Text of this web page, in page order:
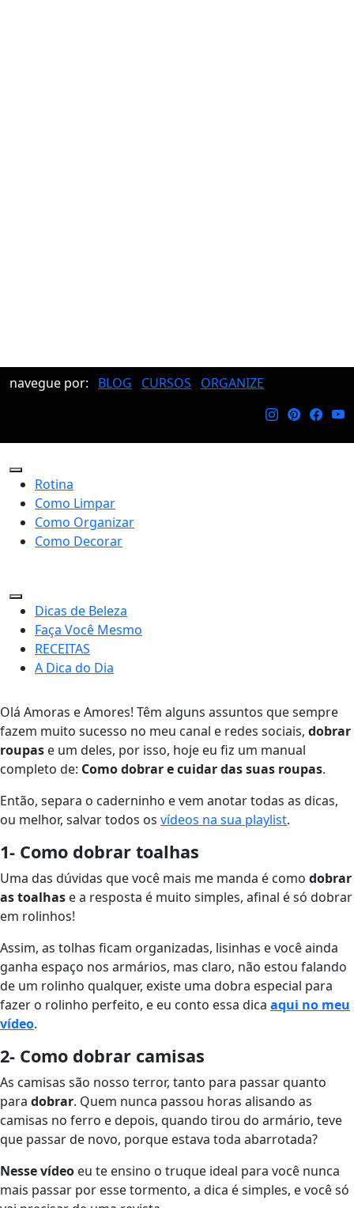
navegue por: BLOG CURSOS ORGANIZE
Rotina
Como Limpar
Como Organizar
Como Decorar
Dicas de Beleza
Faça Você Mesmo
RECEITAS
A Dica do Dia
Olá Amoras e Amores! Têm alguns assuntos que sempre
fazem muito sucesso no meu canal e redes sociais, dobrar
roupas e um deles, por isso, hoje eu fiz um manual
completo de: Como dobrar e cuidar das suas roupas.
Então, separa o caderninho e vem anotar todas as dicas,
ou melhor, salvar todos os vídeos na sua playlist.
1- Como dobrar toalhas
Uma das dúvidas que você mais me manda é como dobrar
as toalhas e a resposta é muito simples, afinal é só dobrar
em rolinhos!
Assim, as tolhas ficam organizadas, lisinhas e você ainda
ganha espaço nos armários, mas claro, não estou falando
de um rolinho qualquer, existe uma dobra especial para
fazer o rolinho perfeito, e eu conto essa dica aqui no meu
vídeo.
2- Como dobrar camisas
As camisas são nosso terror, tanto para passar quanto
para dobrar. Quem nunca passou horas alisando as
camisas no ferro e depois, quando tirou do armário, teve
que passar de novo, porque estava toda abarrotada?
Nesse vídeo eu te ensino o truque ideal para você nunca
mais passar por esse tormento, a dica é simples, e você só